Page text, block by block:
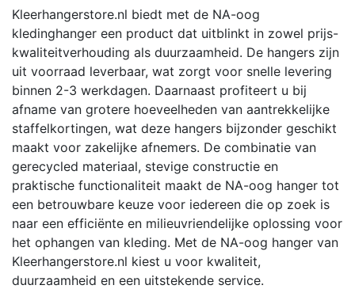
Kleerhangerstore.nl biedt met de NA-oog
kledinghanger een product dat uitblinkt in zowel prijs-
kwaliteitverhouding als duurzaamheid. De hangers zijn
uit voorraad leverbaar, wat zorgt voor snelle levering
binnen 2-3 werkdagen. Daarnaast profiteert u bij
afname van grotere hoeveelheden van aantrekkelijke
staffelkortingen, wat deze hangers bijzonder geschikt
maakt voor zakelijke afnemers. De combinatie van
gerecycled materiaal, stevige constructie en
praktische functionaliteit maakt de NA-oog hanger tot
een betrouwbare keuze voor iedereen die op zoek is
naar een efficiënte en milieuvriendelijke oplossing voor
het ophangen van kleding. Met de NA-oog hanger van
Kleerhangerstore.nl kiest u voor kwaliteit,
duurzaamheid en een uitstekende service.